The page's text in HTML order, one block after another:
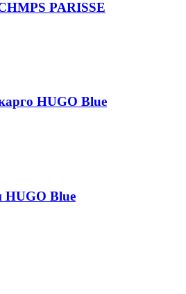
PARISSE
HUGO Blue
HUGO Blue